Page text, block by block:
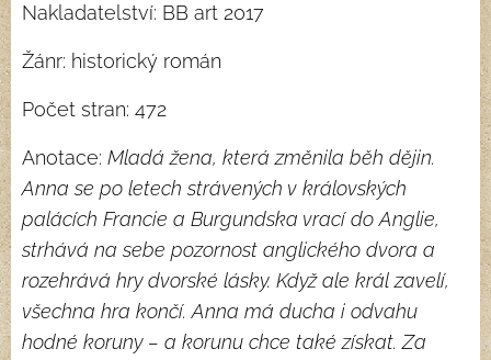
Nakladatelství: BB art 2017
Žánr: historický román
Počet stran: 472
Anotace: Mladá žena, která změnila běh dějin.
Anna se po letech strávených v královských
palácích Francie a Burgundska vrací do Anglie,
strhává na sebe pozornost anglického dvora a
rozehrává hry dvorské lásky. Když ale král zavelí,
všechna hra končí. Anna má ducha i odvahu
hodné koruny – a korunu chce také získat. Za